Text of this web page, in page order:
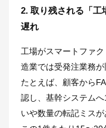
2. 取り残される「
遅れ
工場がスマートファ
造業では受発注業務が
たとえば、顧客から
認し、基幹システム
いや数量の転記ミス